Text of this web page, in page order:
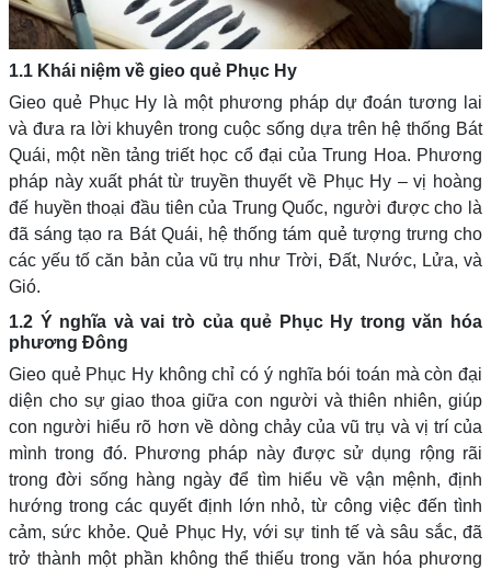
1.1 Khái niệm về gieo quẻ Phục Hy
Gieo quẻ Phục Hy là một phương pháp dự đoán tương lai
và đưa ra lời khuyên trong cuộc sống dựa trên hệ thống Bát
Quái, một nền tảng triết học cổ đại của Trung Hoa. Phương
pháp này xuất phát từ truyền thuyết về Phục Hy – vị hoàng
đế huyền thoại đầu tiên của Trung Quốc, người được cho là
đã sáng tạo ra Bát Quái, hệ thống tám quẻ tượng trưng cho
các yếu tố căn bản của vũ trụ như Trời, Đất, Nước, Lửa, và
Gió.
1.2 Ý nghĩa và vai trò của quẻ Phục Hy trong văn hóa
phương Đông
Gieo quẻ Phục Hy không chỉ có ý nghĩa bói toán mà còn đại
diện cho sự giao thoa giữa con người và thiên nhiên, giúp
con người hiểu rõ hơn về dòng chảy của vũ trụ và vị trí của
mình trong đó. Phương pháp này được sử dụng rộng rãi
trong đời sống hàng ngày để tìm hiểu về vận mệnh, định
hướng trong các quyết định lớn nhỏ, từ công việc đến tình
cảm, sức khỏe. Quẻ Phục Hy, với sự tinh tế và sâu sắc, đã
trở thành một phần không thể thiếu trong văn hóa phương